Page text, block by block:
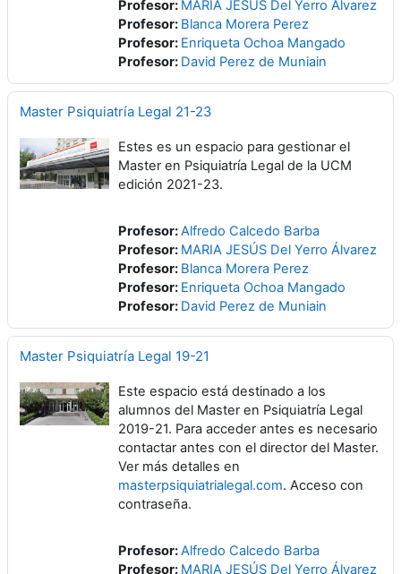
Profesor: MARIA JESÚS Del Yerro Álvarez
Profesor: Blanca Morera Perez
Profesor: Enriqueta Ochoa Mangado
Profesor: David Perez de Muniain
Master Psiquiatría Legal 21-23
Estes es un espacio para gestionar el
Master en Psiquiatría Legal de la UCM
edición 2021-23.
Profesor:Alfredo Calcedo Barba
Profesor: MARIA JESÚS Del Yerro Álvarez
Profesor: Blanca Morera Perez
Profesor: Enriqueta Ochoa Mangado
Profesor: David Perez de Muniain
Master Psiquiatría Legal 19-21
Este espacio está destinado a los
alumnos del Master en Psiquiatría Legal
2019-21. Para acceder antes es necesario
contactar antes con el director del Master.
Ver más detalles en
masterpsiquiatrialegal.com. Acceso con
contraseña.
Profesor:Alfredo Calcedo Barba
Profesor: MARIA JESÚS Del Yerro Álvarez